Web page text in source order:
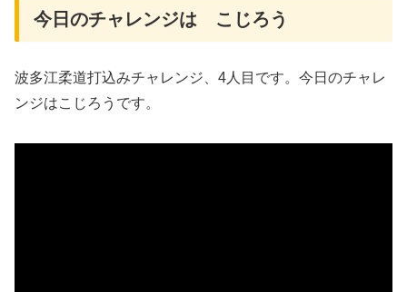
今日のチャレンジは こじろう
波多江柔道打込みチャレンジ、4人目です。今日のチャレ
ンジはこじろうです。